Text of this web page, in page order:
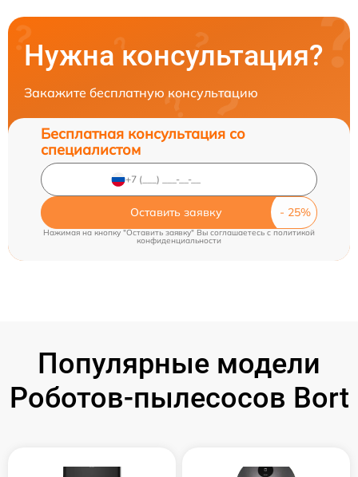
Нужна консультация?
Закажите бесплатную консультацию
Бесплатная консультация со
специалистом
Оставить заявку
Нажимая на кнопку "Оставить заявку" Вы соглашаетесь cполитикой
конфиденциальности
Популярные модели
Роботов-пылесосов Bort